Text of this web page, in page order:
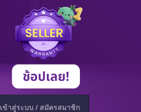
เข้าสู่ระบบ / สมัครสมาชิก